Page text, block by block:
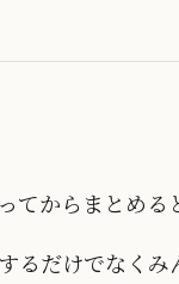
からまとめる
るだけでなく